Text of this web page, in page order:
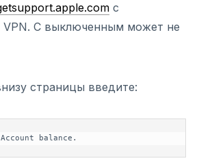
с
С выключенным может не
страницы введите:
balance.